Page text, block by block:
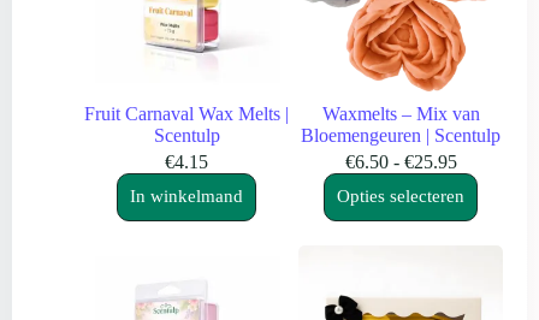
Fruit Carnaval Wax Melts |
Scentulp
€4.15
In winkelmand
Waxmelts – Mix van
Bloemengeuren | Scentulp
€6.50 - €25.95Prijsklasse:
€6.50
tot
€25.95
Opties selecteren
product
heeft
optie